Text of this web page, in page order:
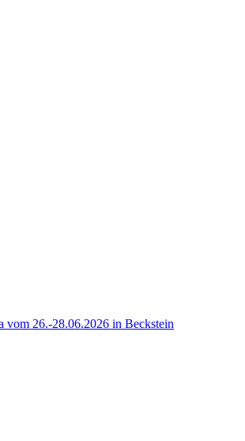
vom 26.-28.06.2026 in Beckstein